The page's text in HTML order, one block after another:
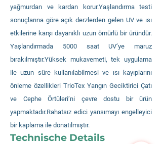
yağmurdan ve kardan korur.Yaşlandırma testi
sonuçlarına göre açık derzlerden gelen UV ve ısı
etkilerine karşı dayanıklı uzun ömürlü bir üründür.
Yaşlandırmada 5000 saat UV’ye maruz
bırakılmıştır.Yüksek mukavemeti, tek uygulama
ile uzun süre kullanılabilmesi ve ısı kayıplarını
önleme özellikleri TrioTex Yangın Geciktirici Çatı
ve Cephe Örtüleri’ni çevre dostu bir ürün
yapmaktadır.Rahatsız edici yansımayı engelleyici
bir kaplama ile donatılmıştır.
Technische Details